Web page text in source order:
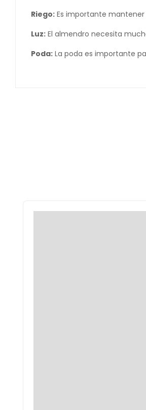
Riego: Es importante
Luz: El almendro necesita
Poda: La poda es importante